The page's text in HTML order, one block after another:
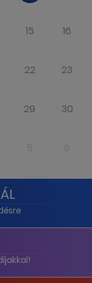
15 16
22 23
29 30